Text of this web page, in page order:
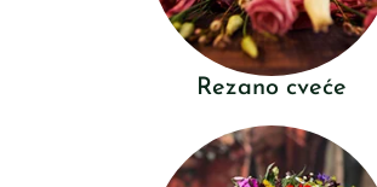
Rezano cveće